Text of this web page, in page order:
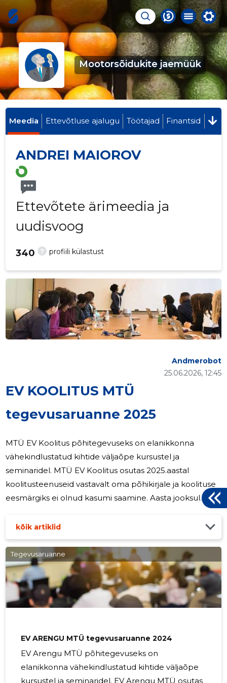
Mootorsõidukite jaemüük
Meedia Ettevõtluse ajalugu Töötajad Finantsid
ANDREI MAIOROV
Ettevõtete ärimeedia ja
uudisvoog
? profiili külastust
340
EV KOOLITUS MTÜ
tegevusaruanne 2025
25.06.2026, 12:45
Andmerobot
MTÜ EV Koolitus põhitegevuseks on elanikkonna
vähekindlustatud kihtide väljaõpe kursustel ja
seminaridel. MTÜ EV Koolitus osutas 2025.aastal
koolitusteenuseid vastavalt oma põhikirjale ja koolituse
eesmärgiks ei olnud kasumi saamine. Aasta jooksul
Juhatuse liikmed esitavad aastaaruande, millest selgub,
et mittetulundusühingu vara moodustab 2025.aasta
lõpuks 14 861 euro ning aruandeaasta kahjum on 22 269
euro. 2025.a. töötas MTÜ-s töölepingu alusel osalisega
tööajaga 2 töötajat ning tööjõulukulu koos maksudega
oli 26 340 euro. 2026 aastal
kõik artiklid
Tegevusaruanne
EV ARENGU MTÜ tegevusaruanne 2024
EV Arengu MTÜ põhitegevuseks on
elanikkonna vähekindlustatud kihtide väljaõpe
kursustel ja seminaridel. EV Arengu MTÜ osutas